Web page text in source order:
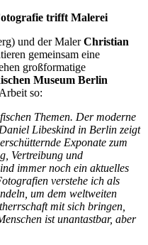
trifft Malerei
und der MalerChristian
gemeinsam eine
großformatige
Museum Berlin
so:
Themen. Der moderne
Libeskind in Berlin zeigt
Exponate zum
Vertreibung und
immer noch ein aktuelles
verstehe ich als
um dem weltweiten
mit sich bringen,
ist unantastbar, aber